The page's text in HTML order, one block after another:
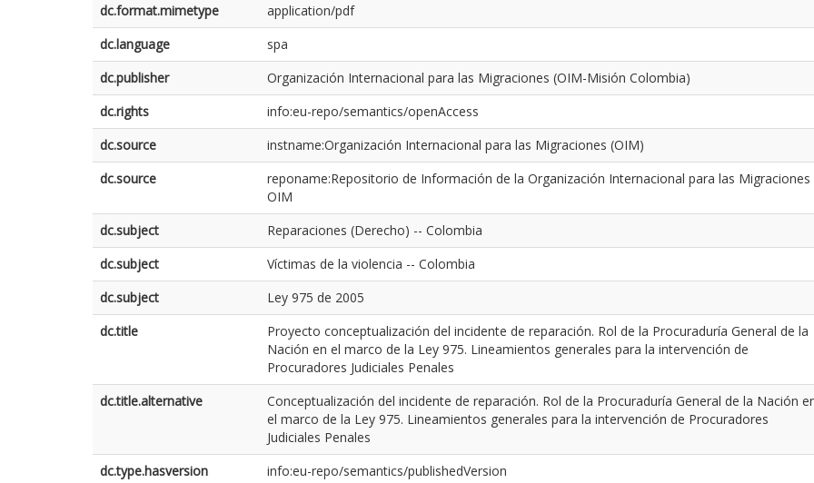
dc.format.mimetype
application/pdf
dc.language
spa
dc.publisher
Organización Internacional para las Migraciones (OIM-Misión Colombia)
dc.rights
info:eu-repo/semantics/openAccess
dc.source
instname:Organización Internacional para las Migraciones (OIM)
dc.source
reponame:Repositorio de Información de la Organización Internacional para las Migraciones
OIM
dc.subject
Reparaciones (Derecho) -- Colombia
dc.subject
Víctimas de la violencia -- Colombia
dc.subject
Ley 975 de 2005
dc.title
Proyecto conceptualización del incidente de reparación. Rol de la Procuraduría General de la
Nación en el marco de la Ley 975. Lineamientos generales para la intervención de
Procuradores Judiciales Penales
dc.title.alternative
Conceptualización del incidente de reparación. Rol de la Procuraduría General de la Nación
el marco de la Ley 975. Lineamientos generales para la intervención de Procuradores
Judiciales Penales
dc.type.hasversion
info:eu-repo/semantics/publishedVersion